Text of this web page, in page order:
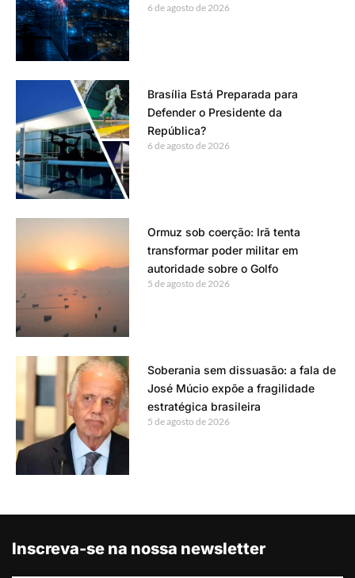
6 de agosto de 2026
Brasília Está Preparada para
Defender o Presidente da
República?
6 de agosto de 2026
Ormuz sob coerção: Irã tenta
transformar poder militar em
autoridade sobre o Golfo
5 de agosto de 2026
Soberania sem dissuasão: a fala de
José Múcio expõe a fragilidade
estratégica brasileira
5 de agosto de 2026
Inscreva-se na nossa newsletter